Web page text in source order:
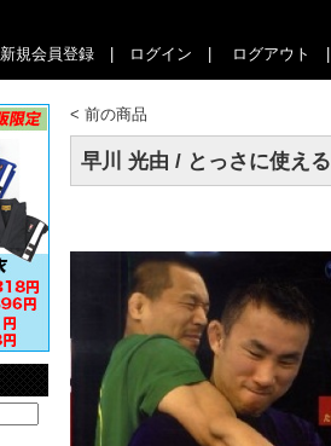
新規会員登録 ログイン ログアウト
< 前の商品
早川 光由 / とっさに使え